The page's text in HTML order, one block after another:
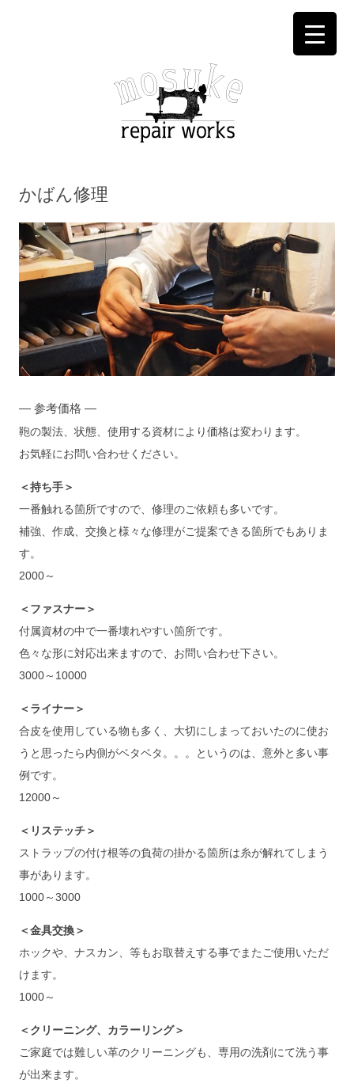
へ
ス
キ
ッ
プ
かばん修理
— 参考価格 —
鞄の製法、状態、使用する資材により価格は変わります。
お気軽にお問い合わせください。
＜持ち手＞
一番触れる箇所ですので、修理のご依頼も多いです。
補強、作成、交換と様々な修理がご提案できる箇所でもありま
す。
2000～
＜ファスナー＞
付属資材の中で一番壊れやすい箇所です。
色々な形に対応出来ますので、お問い合わせ下さい。
3000～10000
＜ライナー＞
合皮を使用している物も多く、大切にしまっておいたのに使お
うと思ったら内側がベタベタ。。。というのは、意外と多い事
例です。
12000～
＜リステッチ＞
ストラップの付け根等の負荷の掛かる箇所は糸が解れてしまう
事があります。
1000～3000
＜金具交換＞
ホックや、ナスカン、等もお取替えする事でまたご使用いただ
けます。
1000～
＜クリーニング、カラーリング＞
ご家庭では難しい革のクリーニングも、専用の洗剤にて洗う事
が出来ます。